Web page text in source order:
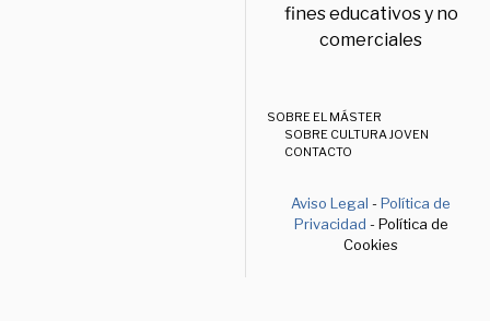
fines educativos y no
comerciales
SOBRE EL MÁSTER
SOBRE CULTURA JOVEN
CONTACTO
Aviso Legal -Política de
Privacidad - Política de
Cookies